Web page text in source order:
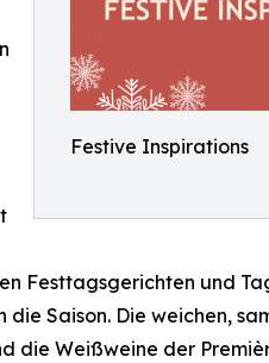
Festive Inspirations
Festtagsgerichten und
Saison. Die weichen,
die Weißweine der